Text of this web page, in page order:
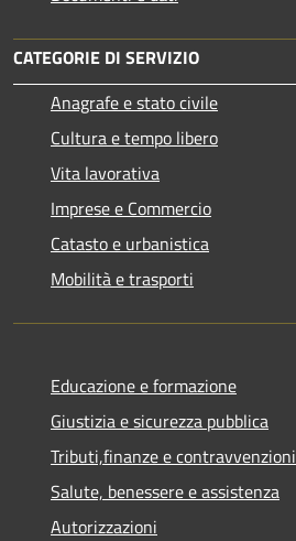
CATEGORIE DI SERVIZIO
Anagrafe e stato civile
Cultura e tempo libero
Vita lavorativa
Imprese e Commercio
Catasto e urbanistica
Mobilità e trasporti
Educazione e formazione
Giustizia e sicurezza pubblica
Tributi,finanze e contravvenzioni
Salute, benessere e assistenza
Autorizzazioni